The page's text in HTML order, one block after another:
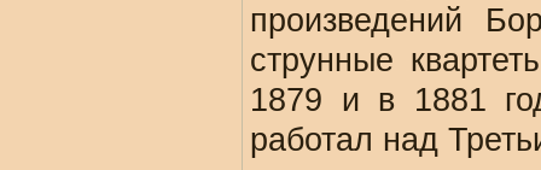
произведений
струнные
1879 и в 1881
работал над